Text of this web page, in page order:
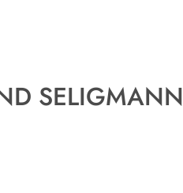
SELIGMANN